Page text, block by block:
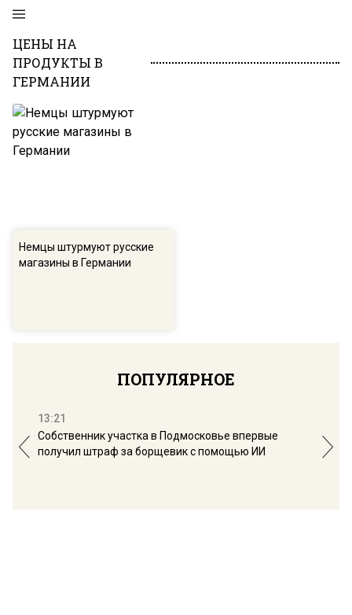
ЦЕНЫ НА
ПРОДУКТЫ В
ГЕРМАНИИ
Немцы штурмуют русские
магазины в Германии
ПОПУЛЯРНОЕ
13:21
Собственник участка в Подмосковье впервые
получил штраф за борщевик с помощью ИИ